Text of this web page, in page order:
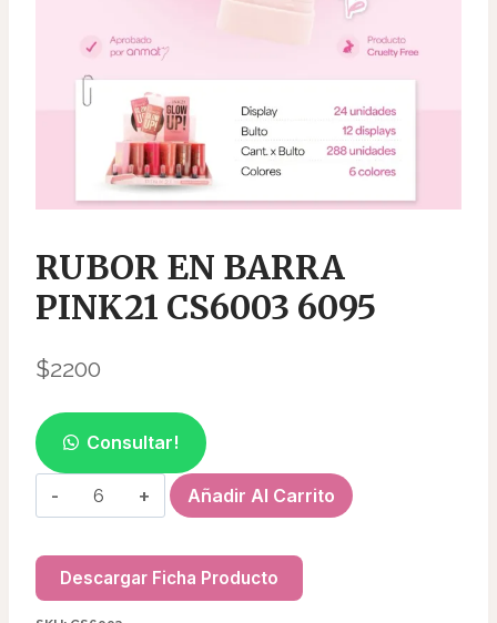
RUBOR EN BARRA
PINK21 CS6003 6095
$2200
Consultar!
RUBOR
EN
PINK21
CS6003
Añadir Al Carrito
Descargar Ficha Producto